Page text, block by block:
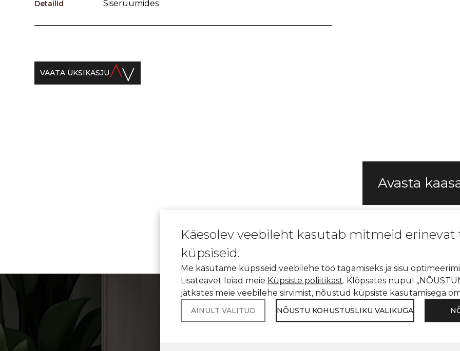
Detailid Siseruumides
VAATA ÜKSIKASJU
Avasta
Käesolev veebileht kasutab mitmeid
küpsiseid.
Me kasutame küpsiseid veebilehe töö tagamiseks ja sisu
Lisateavet leiad meie Küpsiste poliitikast. Klõpsates nupul
jätkates meie veebilehe sirvimist, nõustud küpsiste kasutamisega
AINULT VALITUD NÕUSTU KOHUSTUSLIKU VALIKUGA